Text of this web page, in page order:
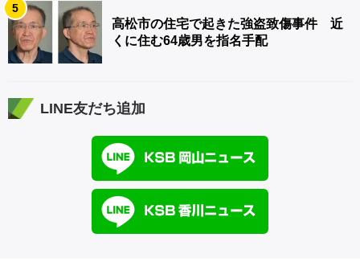
5
高松市の住宅で起きた強盗致傷事件 近
くに住む64歳男を指名手配
LINE友だち追加